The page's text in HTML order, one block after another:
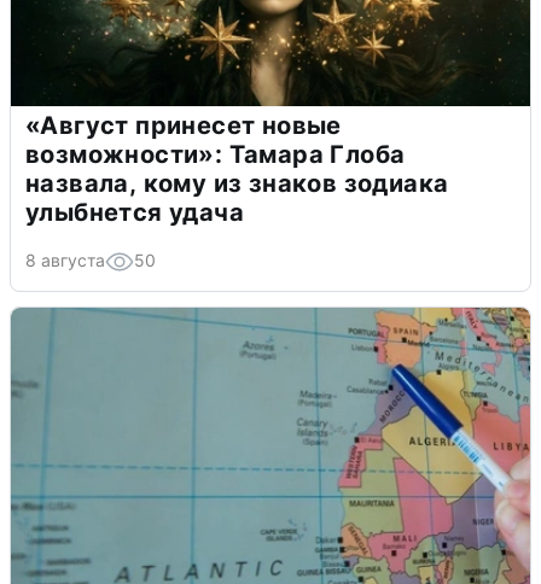
«Август принесет новые
возможности»: Тамара Глоба
назвала, кому из знаков зодиака
улыбнется удача
8 августа 50